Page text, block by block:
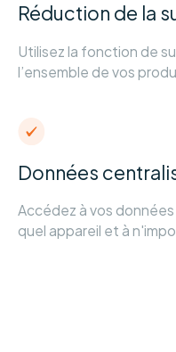
Réduction de la
Utilisez la fonction de
l’ensemble de vos
Données
Accédez à vos
quel appareil et à